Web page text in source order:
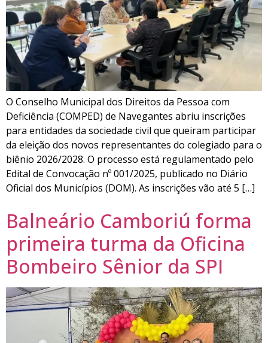
O Conselho Municipal dos Direitos da Pessoa com
Deficiência (COMPED) de Navegantes abriu inscrições
para entidades da sociedade civil que queiram participar
da eleição dos novos representantes do colegiado para o
biênio 2026/2028. O processo está regulamentado pelo
Edital de Convocação nº 001/2025, publicado no Diário
Oficial dos Municípios (DOM). As inscrições vão até 5 […]
Balneário Camboriú forma
primeira turma da Oficina
Bombeiro Sênior da SPI